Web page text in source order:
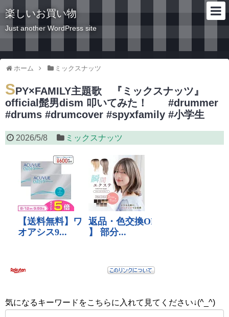
楽しいお買い物
Just another WordPress site
ホーム ミックスナッツ
SPY×FAMILY主題歌 『ミックスナッツ』
official髭男dism 叩いてみた！ #drummer
#drums #drumcover #spyxfamily #小学生
2026/5/8 ミックスナッツ
気になるキーワードをこちらに入れて見てください↓(^_^)